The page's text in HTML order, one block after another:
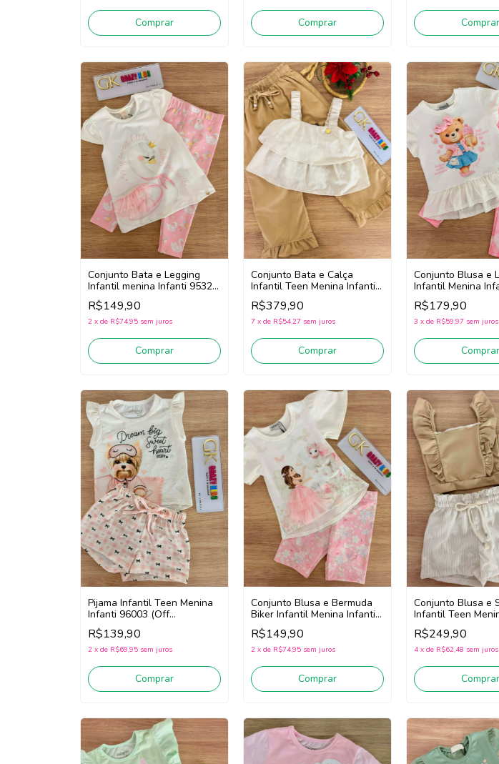
Comprar Comprar Comprar
Conjunto Bata e Legging
Infantil menina Infanti 95328
(Branco/Rosa)
R$149,90
2 x de R$74,95 sem juros
Comprar
Conjunto Bata e Calça
Infantil Teen Menina Infanti
97090 (Off White/Bege)
R$379,90
7 x de R$54,27 sem juros
Comprar
Conjunto Blusa e
Infantil Menina
(Branco/Rosa)
R$179,90
3 x de R$59,97 sem juros
Comprar
Pijama Infantil Teen Menina
Infanti 96003 (Off
White/Rosa)
R$139,90
2 x de R$69,95 sem juros
Comprar
Conjunto Blusa e Bermuda
Biker Infantil Menina Infanti
96646 (Off White/Rosa)
R$149,90
2 x de R$74,95 sem juros
Comprar
Conjunto Blusa e
Infantil Teen
96665 (Bege/Off
R$249,90
4 x de R$62,48 sem juros
Comprar